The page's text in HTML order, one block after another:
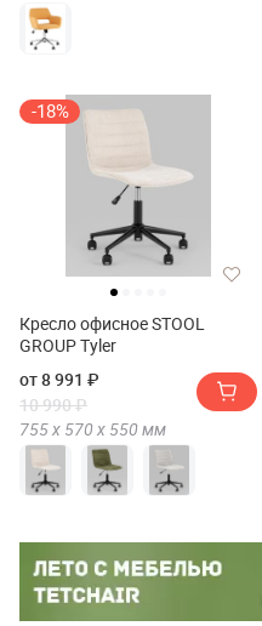
-18%
Кресло офисное STOOL
GROUP Tyler
от 8 991 ₽
10 990 ₽
755 х 570 х 550 мм